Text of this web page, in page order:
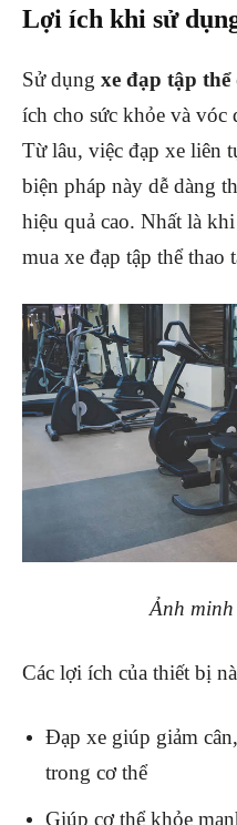
Lợi ích khi sử
Sử dụng xe đạp tập thể
ích cho sức khỏe và vóc
Từ lâu, việc đạp xe liên
biện pháp này dễ dàng
hiệu quả cao. Nhất là
mua xe đạp tập thể thao
Ảnh
Các lợi ích của thiết bị
Đạp xe giúp giảm
trong cơ thể
Giúp cơ thể khỏe